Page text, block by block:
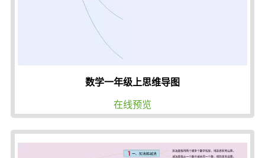
数学一年级上思维导图
在线预览